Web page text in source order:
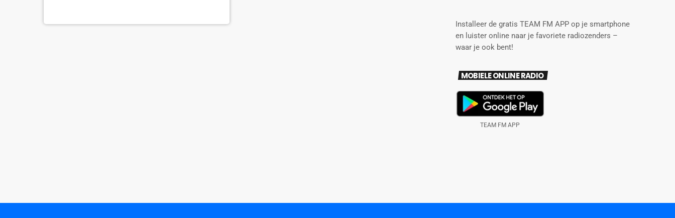
Installeer de gratis TEAM FM APP op je smartphone
en luister online naar je favoriete radiozenders –
waar je ook bent!
MOBIELE ONLINE RADIO
TEAM FM APP